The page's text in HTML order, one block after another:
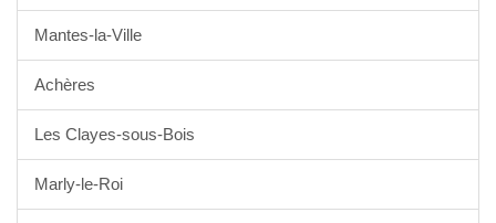
Mantes-la-Ville
Achères
Les Clayes-sous-Bois
Marly-le-Roi